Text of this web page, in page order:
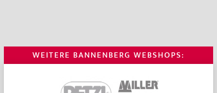
WEITERE BANNENBERG WEBSHOPS: